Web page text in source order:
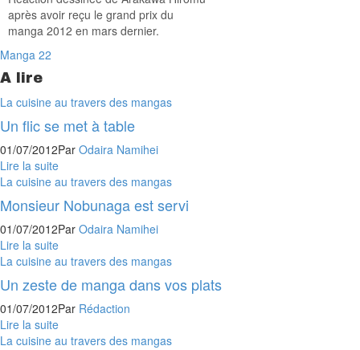
après avoir reçu le grand prix du
manga 2012 en mars dernier.
Manga 22
A lire
La cuisine au travers des mangas
Un flic se met à table
01/07/2012Par Odaira Namihei
Lire la suite
La cuisine au travers des mangas
Monsieur Nobunaga est servi
01/07/2012Par Odaira Namihei
Lire la suite
La cuisine au travers des mangas
Un zeste de manga dans vos plats
01/07/2012Par Rédaction
Lire la suite
La cuisine au travers des mangas